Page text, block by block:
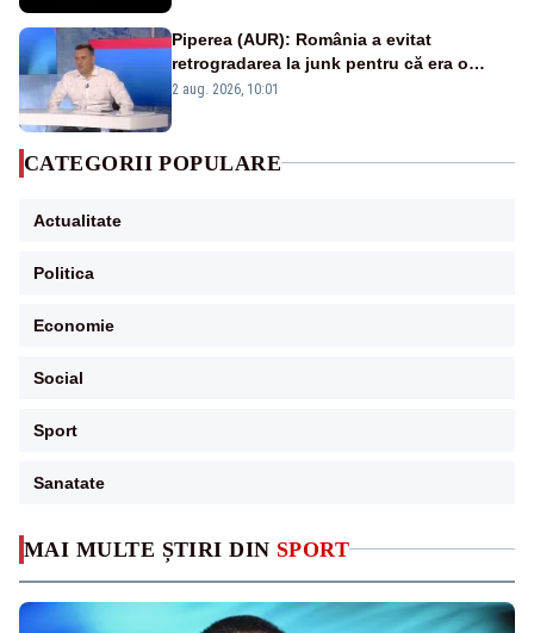
MAI MULTE ȘTIRI DIN SPORT
Piperea (AUR): România a evitat
retrogradarea la junk pentru că era o
catastrofă pentru bănci și fondurile de
2 aug. 2026, 10:01
CATEGORII POPULARE
Actualitate
Politica
Economie
Social
Sport
Sanatate